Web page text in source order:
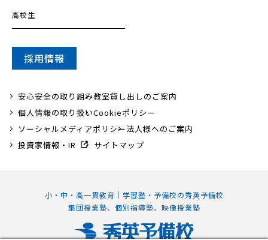
小・中・高一貫教育｜学習塾・予備校の秀英予備校
集団授業塾、個別指導塾、映像授業塾
高校生
採用情報
安心安全の取り組み教室貸し出しのご案内
個人情報の取り扱いCookieポリシー
ソーシャルメディアポリシー法人様へのご案内
投資家情報・IR
サイトマップ